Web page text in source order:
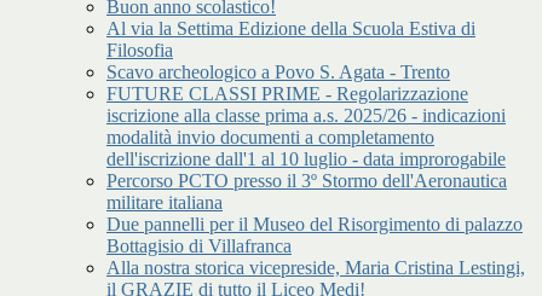
Buon anno scolastico!
Al via la Settima Edizione della Scuola Estiva di
Filosofia
Scavo archeologico a Povo S. Agata - Trento
FUTURE CLASSI PRIME - Regolarizzazione
iscrizione alla classe prima a.s. 2025/26 - indicazioni
modalità invio documenti a completamento
dell'iscrizione dall'1 al 10 luglio - data improrogabile
Percorso PCTO presso il 3º Stormo dell'Aeronautica
militare italiana
Due pannelli per il Museo del Risorgimento di palazzo
Bottagisio di Villafranca
Alla nostra storica vicepreside, Maria Cristina Lestingi,
il GRAZIE di tutto il Liceo Medi!